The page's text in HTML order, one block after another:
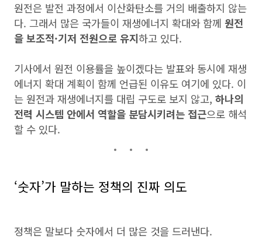
원전은 발전 과정에서 이산화탄소를 거의 배출하지 않는
다. 그래서 많은 국가들이 재생에너지 확대와 함께 원전
을 보조적·기저 전원으로 유지하고 있다.
기사에서 원전 이용률을 높이겠다는 발표와 동시에 재생
에너지 확대 계획이 함께 언급된 이유도 여기에 있다. 이
는 원전과 재생에너지를 대립 구도로 보지 않고, 하나의
전력 시스템 안에서 역할을 분담시키려는 접근으로 해석
할 수 있다.
‘숫자’가 말하는 정책의 진짜 의도
정책은 말보다 숫자에서 더 많은 것을 드러낸다.